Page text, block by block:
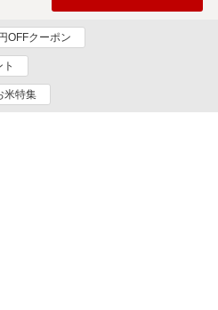
OFFクーポン
米特集